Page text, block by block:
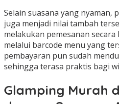
Selain suasana yang nyaman,
juga menjadi nilai tambah
melakukan pemesanan
melalui barcode menu yang
pembayaran pun sudah
sehingga terasa praktis bagi
Glamping Murah